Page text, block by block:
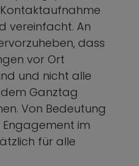
Kontaktaufnahme
vereinfacht. An
dass
vor Ort
und nicht alle
Ganztag
Von Bedeutung
im
für alle